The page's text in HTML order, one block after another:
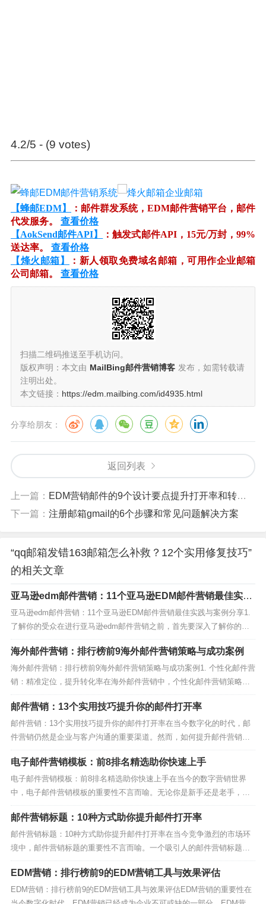
4.2/5 - (9 votes)
【蜂邮EDM】
：邮件群发系统，EDM邮件营销平台，邮件
代发服务。 查看价格
【AokSend邮件API】
：触发式邮件API，15元/万封，99%
送达率。 查看价格
【烽火邮箱】
：新人领取免费域名邮箱，可用作企业邮箱
公司邮箱。 查看价格
扫描二维码推送至手机访问。
版权声明：本文由 MailBing邮件营销博客 发布，如需转载请
注明出处。
本文链接： https://edm.mailbing.com/id4935.html
分享给朋友：
返回列表
上一篇： EDM营销邮件的9个设计要点提升打开率和转化率
下一篇： 注册邮箱gmail的6个步骤和常见问题解决方案
“qq邮箱发错163邮箱怎么补救？12个实用修复技巧”
的相关文章
亚马逊edm邮件营销：11个亚马逊EDM邮件营销最佳实践
与案例分享
亚马逊edm邮件营销：11个亚马逊EDM邮件营销最佳实践与案例分享1.
了解你的受众在进行亚马逊edm邮件营销之前，首先要深入了解你的受
众。通过分析用户行为和购买历史，你可以更好地定制邮件内容，提高
邮件的打开率和点击率。记住，亚马逊edm邮件营销的成功很大程度上
取决于你对受众的了解程度。2. 个性化...
海外邮件营销：排行榜前9海外邮件营销策略与成功案例
海外邮件营销：排行榜前9海外邮件营销策略与成功案例1. 个性化邮件营
销：精准定位，提升转化率在海外邮件营销中，个性化邮件营销策略无
疑是提升转化率的关键。通过分析用户数据，精准定位目标受众，发送
定制化的邮件内容，能够大大提高用户的参与度和购买意愿。例如，Mai
lBing（https://www.mai...
邮件营销：13个实用技巧提升你的邮件打开率
邮件营销：13个实用技巧提升你的邮件打开率在当今数字化的时代，邮
件营销仍然是企业与客户沟通的重要渠道。然而，如何提升邮件营销的
打开率成为了许多营销人员面临的挑战。本文将为您介绍13个实用技
巧，帮助您提升邮件营销的打开率，让您的邮件营销更加有效。1. 个性
化主题行邮件营销的第一步是吸引收件人打开邮件。...
电子邮件营销模板：前8排名精选助你快速上手
电子邮件营销模板：前8排名精选助你快速上手在当今的数字营销世界
中，电子邮件营销模板的重要性不言而喻。无论你是新手还是老手，选
择合适的电子邮件营销模板都能大大提升你的营销效果。今天，我们将
为你精选前8名的电子邮件营销模板，助你快速上手，提升转化率！1. 欢
迎邮件模板首先，我们来看看最基础也是最重要的电...
邮件营销标题：10种方式助你提升邮件打开率
邮件营销标题：10种方式助你提升邮件打开率在当今竞争激烈的市场环
境中，邮件营销标题的重要性不言而喻。一个吸引人的邮件营销标题不
仅能提高邮件的打开率，还能有效提升转化率。今天，我们将探讨10种
方式，助你提升邮件打开率，让你的邮件营销标题更具吸引力。1. 个性
化邮件营销标题个性化是提升邮件打开率的关键。...
EDM营销：排行榜前9的EDM营销工具与效果评估
EDM营销：排行榜前9的EDM营销工具与效果评估EDM营销的重要性在